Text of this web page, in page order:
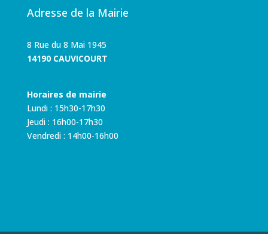
Adresse de la Mairie
8 Rue du 8 Mai 1945
14190 CAUVICOURT
Horaires de mairie
Lundi : 15h30-17h30
Jeudi : 16h00-17h30
Vendredi : 14h00-16h00